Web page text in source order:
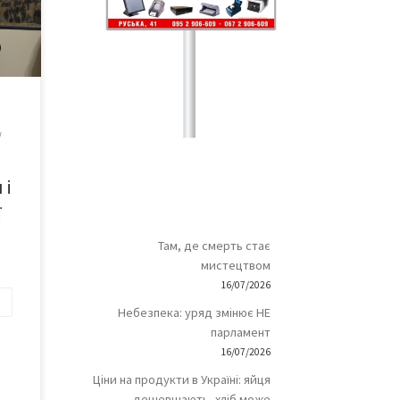
за
Там, де смерть стає
мистецтвом
16/07/2026
Небезпека: уряд змінює НЕ
парламент
16/07/2026
Ціни на продукти в Україні: яйця